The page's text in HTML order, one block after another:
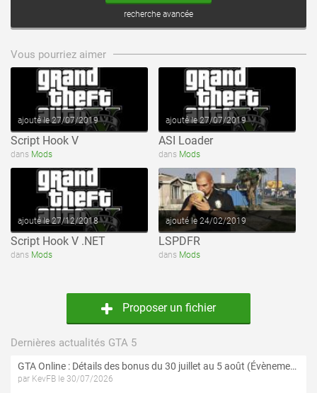
recherche avancée
Vous pourriez aimer
ajouté le 27/07/2019
Script Hook V
dans Mods
ajouté le 27/07/2019
ASI Loader
dans Mods
voir ce fichier
ajouté le 27/12/2018
Script Hook V .NET
dans Mods
voir ce fichier
ajouté le 24/02/2019
LSPDFR
dans Mods
Proposer un fichier
Dernières actualités GTA 5
GTA Online : Détails des bonus du 30 juillet au 5 août (Évènement « Braquages d'été »)
par KevFB le 30/07/2026